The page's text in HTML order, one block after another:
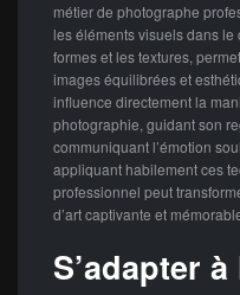
métier de photographe
les éléments visuels dans
formes et les textures,
images équilibrées et
influence directement la
photographie, guidant son
communiquant l’émotion
appliquant habilement ces
professionnel peut
d’art captivante et
S’adapter